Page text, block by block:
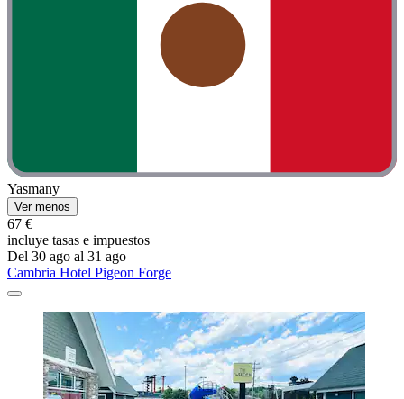
Yasmany
Ver menos
67 €
incluye tasas e impuestos
Del 30 ago al 31 ago
Cambria Hotel Pigeon Forge